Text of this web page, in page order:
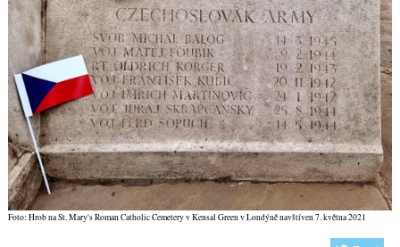
Foto: Hrob na St. Mary's Roman Catholic Cemetery v Kensal Green v Londýně navštíven 7. května 2021